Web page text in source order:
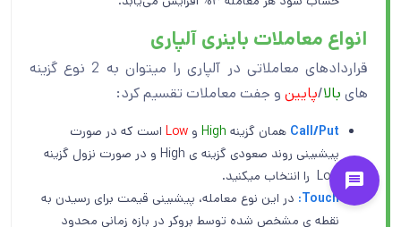
انواع معاملات باینری آلپاری
قراردادهای معاملاتی در آلپاری را میتوان به 2 نوع گزینه
های بالا/پایین و جفت معاملات تقسیم کرد:
Call/Put همان گزینه High و Low است که در صورت
پیشبینی روند صعودی گزینه ی High و در صورت نزول گزینه
Low را انتخاب میکنید.
Touch: در این نوع معامله، پیشبینی قیمت برای رسیدن به
نقطه ی مشخص شده توسط بروکر در بازه زمانی محدود